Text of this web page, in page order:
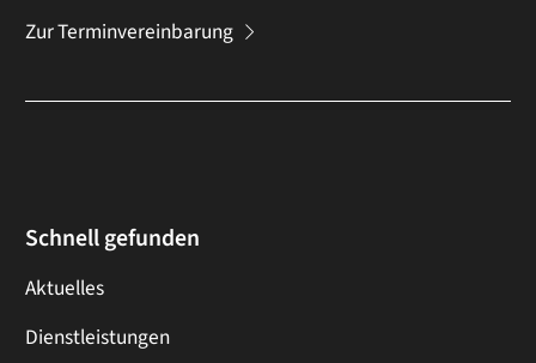
Zur Terminvereinbarung
Schnell gefunden
Aktuelles
Dienstleistungen